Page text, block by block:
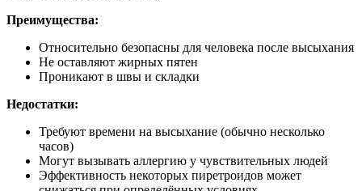
Преимущества:
Относительно безопасны для человека после высыхания
Не оставляют жирных пятен
Проникают в швы и складки
Недостатки:
Требуют времени на высыхание (обычно несколько
часов)
Могут вызывать аллергию у чувствительных людей
Эффективность некоторых пиретроидов может